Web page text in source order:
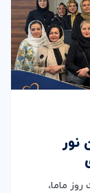
نور
ماما،